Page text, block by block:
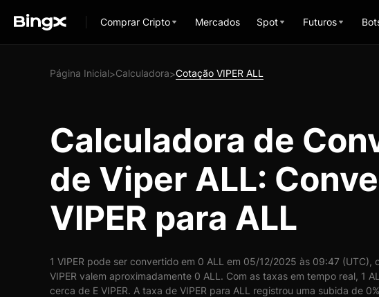
Comprar Cripto Mercados Spot Futuros
Página Inicial>Calculadora>Cotação VIPER ALL
Calculadora de
de Viper ALL:
VIPER para ALL
1 VIPER pode ser convertido em 0 ALL em 05/12/2025 às 09:47 (UTC),
VIPER valem aproximadamente 0 ALL. Com as taxas em tempo real, 1
cerca de E VIPER. A taxa de VIPER para ALL registrou uma subida de